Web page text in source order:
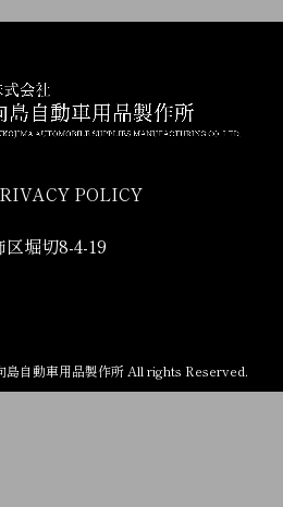
POLICY
堀切8-4-19
自動車用品製作所 All rights Reserved.